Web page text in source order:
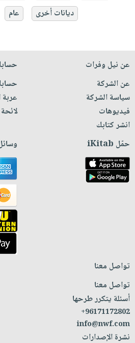
ديانات أخرى
عام
عن نيل وفرات
عن الشركة
سياسة الشركة
فيديوهات
انشر كتابك
حمّل iKitab
تواصل معنا
تواصل معنا
أسئلة يتكرر طرحها
+96171172802
info@nwf.com
نشرة الإصدارات